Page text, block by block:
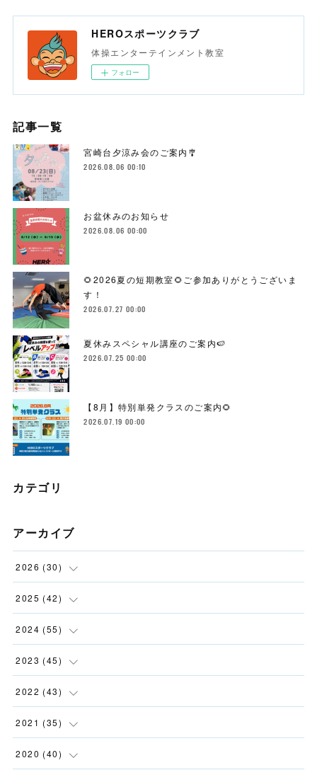
HEROスポーツクラブ
体操エンターテインメント教室
フォロー
記事一覧
宮崎台夕涼み会のご案内🎐
2026.08.06 00:10
お盆休みのお知らせ
2026.08.06 00:00
🌻2026夏の短期教室🌻ご参加ありがとうございま
す！
2026.07.27 00:00
夏休みスペシャル講座のご案内🍉
2026.07.25 00:00
【8月】特別単発クラスのご案内🌻
2026.07.19 00:00
カテゴリ
アーカイブ
2026 (30)
(2)
(4)
( 4)
( 2 )
2025 (42)
(5)
(3)
(5)
( 3)
2024 (55)
(5)
(1)
(3)
( 4 )
2023 (45)
(5)
(2)
(3)
2022 (43)
(11
(2)
2021 (35)
(8)
2020 (40)